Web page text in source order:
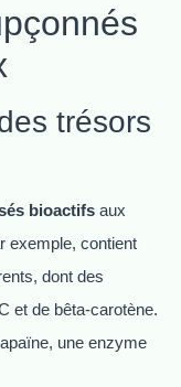
trésors
bioactifs aux
exemple, contient
dont des
et de bêta-carotène.
une enzyme